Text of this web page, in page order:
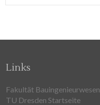
Links
Fakultät Bauingenieurwesen
TU Dresden Startseite